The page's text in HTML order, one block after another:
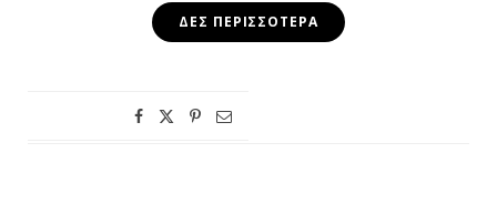
ΔΕΣ ΠΕΡΙΣΣΌΤΕΡΑ